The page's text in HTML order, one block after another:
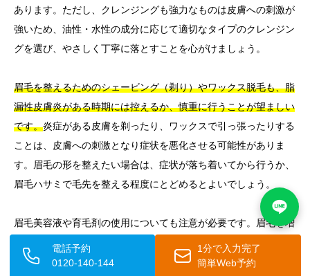
あります。ただし、クレンジングも強力なものは皮膚への刺激が
強いため、油性・水性の成分に応じて適切なタイプのクレンジン
グを選び、やさしく丁寧に落とすことを心がけましょう。
眉毛を整えるためのシェービング（剃り）やワックス脱毛も、脂
漏性皮膚炎がある時期には控えるか、慎重に行うことが望ましい
です。炎症がある皮膚を剃ったり、ワックスで引っ張ったりする
ことは、皮膚への刺激となり症状を悪化させる可能性がありま
す。眉毛の形を整えたい場合は、症状が落ち着いてから行うか、
眉毛ハサミで毛先を整える程度にとどめるとよいでしょう。
眉毛美容液や育毛剤の使用についても注意が必要です。眉毛を増
やしたり、脱毛を防ぐために眉毛用の美容液を使いたいと考える
方もいるかもしれません。しかし、
これらの製品に含まれる成分
電話予約
0120-140-144
1分で入力完了
簡単Web予約